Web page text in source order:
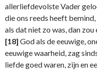
allerliefdevolste Vader
die ons reeds heeft
als dat niet zo was, dan
[18] God als de eeuwige,
eeuwige waarheid, zag
liefde goed waren, zijn en